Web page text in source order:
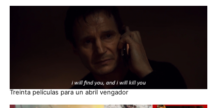
Treinta películas para un abril vengador